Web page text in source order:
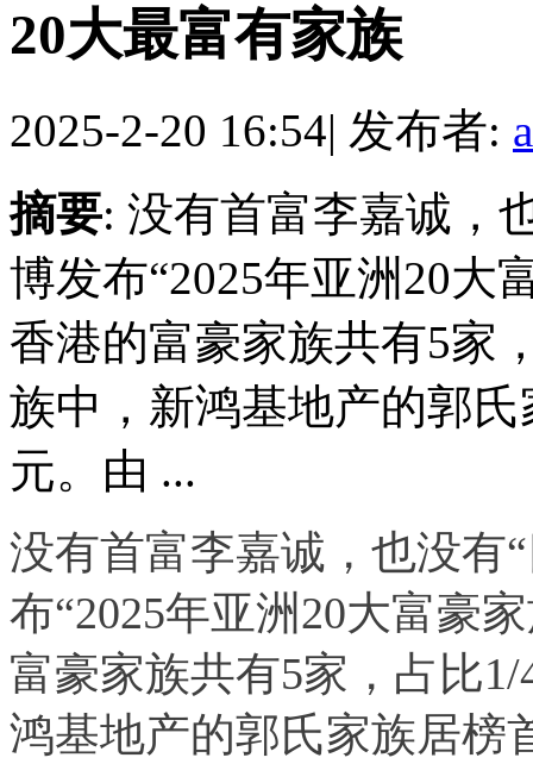
20大最富有家族
2025-2-20 16:54| 发布者:
摘要: 没有首富李嘉诚，
博发布“2025年亚洲20大
香港的富豪家族共有5家
族中，新鸿基地产的郭
元。由 ...
没有首富李嘉诚，也没有
布“2025年亚洲20大富豪
富豪家族共有5家，占比
鸿基地产的郭氏家族居榜